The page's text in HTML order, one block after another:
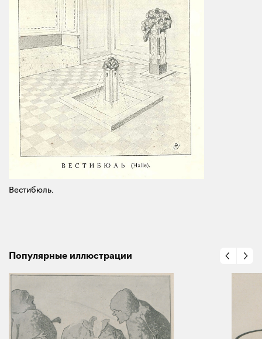
Вестибюль.
Популярные иллюстрации